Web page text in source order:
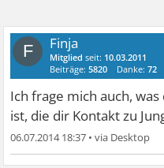
F Finja
Mitglied seit: 10.03.2011
Beiträge:5820 Danke:72
Ich frage mich auch,
ist, die dir Kontakt zu
06.07.2014 18:37 •